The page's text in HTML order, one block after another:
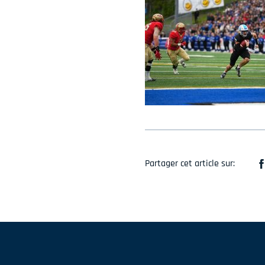
Partager cet article sur: